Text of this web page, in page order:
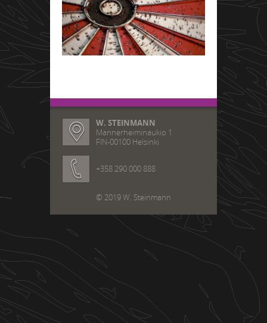
W. STEINMANN
Mannerheiminaukio 1
FIN-00100 Helsinki
+358 290 000 888
© 2019 W. Steinmann